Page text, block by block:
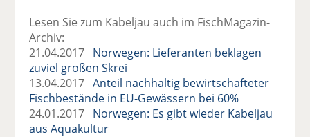
Lesen Sie zum Kabeljau auch im FischMagazin-
Archiv:
21.04.2017 Norwegen: Lieferanten beklagen
zuviel großen Skrei
13.04.2017Anteil nachhaltig bewirtschafteter
Fischbestände in EU-Gewässern bei 60%
24.01.2017 Norwegen: Es gibt wieder Kabeljau
aus Aquakultur